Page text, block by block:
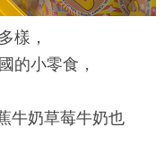
樣，
的小零食，
牛奶草莓牛奶也